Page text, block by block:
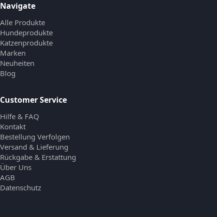
Navigate
Alle Produkte
Hundeprodukte
Katzenprodukte
Marken
Neuheiten
Blog
Customer Service
Hilfe & FAQ
Kontakt
Bestellung Verfolgen
Versand & Lieferung
Rückgabe & Erstattung
Über Uns
AGB
Datenschutz